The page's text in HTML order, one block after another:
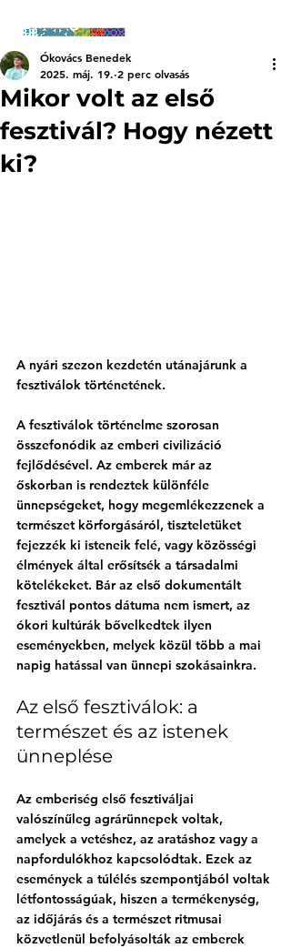
Mikor volt az első
fesztivál? Hogy nézett
ki?
Ókovács Benedek
2025. máj. 19. 2 perc olvasás
A nyári szezon kezdetén utánajárunk a
fesztiválok történetének.
A fesztiválok történelme szorosan
összefonódik az emberi civilizáció
fejlődésével. Az emberek már az
őskorban is rendeztek különféle
ünnepségeket, hogy megemlékezzenek a
természet körforgásáról, tiszteletüket
fejezzék ki isteneik felé, vagy közösségi
élmények által erősítsék a társadalmi
kötelékeket. Bár az első dokumentált
fesztivál pontos dátuma nem ismert, az
ókori kultúrák bővelkedtek ilyen
eseményekben, melyek közül több a mai
napig hatással van ünnepi szokásainkra.
Az első fesztiválok: a
természet és az istenek
ünneplése
Az emberiség első fesztiváljai
valószínűleg agrárünnepek voltak,
amelyek a vetéshez, az aratáshoz vagy a
napfordulókhoz kapcsolódtak. Ezek az
események a túlélés szempontjából voltak
létfontosságúak, hiszen a termékenység,
az időjárás és a természet ritmusai
közvetlenül befolyásolták az emberek